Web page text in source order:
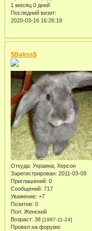
1 месяц 0 дней
Последний визит:
2020-03-16 16:26:19
$Bakss$
Откуда: Украина, Херсон
Зарегистрирован: 2011-03-09
Приглашений: 0
Сообщений: 717
Уважение: +7
Позитив: 0
Пол: Женский
Возраст: 38 [1987-11-24]
Провел на форуме: